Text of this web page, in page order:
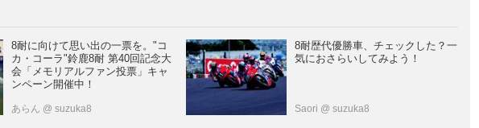
8耐に向けて思い出の一票を。"コ
カ・コーラ"鈴鹿8耐 第40回記念大
会「メモリアルファン投票」キャ
ンペーン開催中！
あらん @ suzuka8
8耐歴代優勝車、チェックした？一
気におさらいしてみよう！
Saori @ suzuka8